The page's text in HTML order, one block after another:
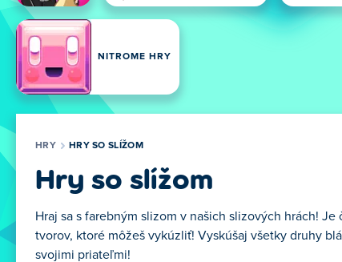
NITROME HRY
HRY HRY SO SLÍŽOM
Hry so slížom
Hraj sa s farebným slizom v našich slizových hrách!
tvorov, ktoré môžeš vykúzliť! Vyskúšaj všetky druhy
svojimi priateľmi!